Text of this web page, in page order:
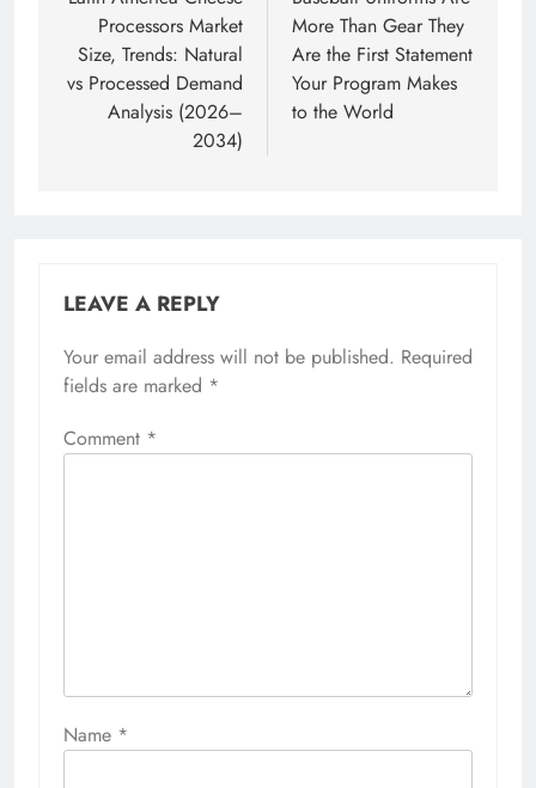
Processors Market
Size, Trends: Natural
vs Processed Demand
Analysis (2026–
2034)
More Than Gear They
Are the First Statement
Your Program Makes
to the World
LEAVE A REPLY
Your email address will not be published. Required
fields are marked *
Comment *
Name *